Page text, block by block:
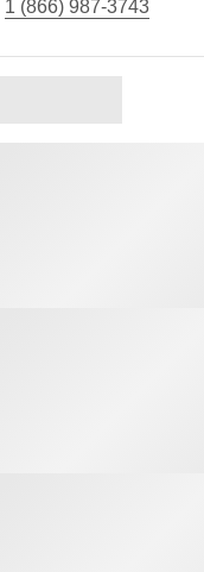
1 (866) 987-3743